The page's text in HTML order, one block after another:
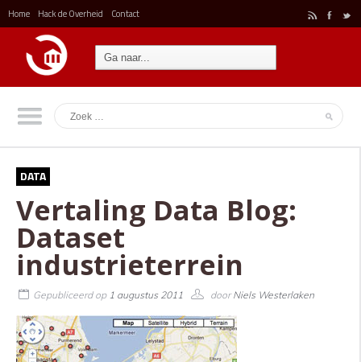
Home Hack de Overheid Contact r F t
DATA
Vertaling Data Blog:
Dataset
industrieterrein
Gepubliceerd op 1 augustus 2011 doorNiels Westerlaken